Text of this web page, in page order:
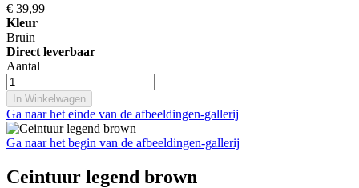
€ 39,99
Kleur
Bruin
Direct leverbaar
Aantal
In Winkelwagen
Ga naar het einde van de afbeeldingen-gallerij
Ga naar het begin van de afbeeldingen-gallerij
Ceintuur legend brown